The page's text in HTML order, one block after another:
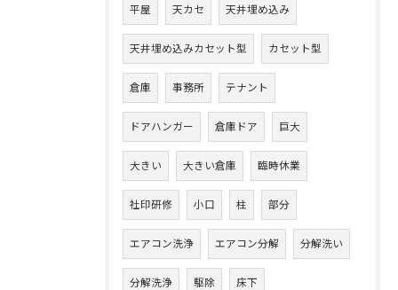
平屋 天カセ 天井埋め込み
天井埋め込みカセット型 カセット型
倉庫 事務所 テナント
ドアハンガー 倉庫ドア 巨大
大きい 大きい倉庫 臨時休業
社印研修 小口 柱 部分
エアコン洗浄 エアコン分解 分解洗い
分解洗浄 駆除 床下